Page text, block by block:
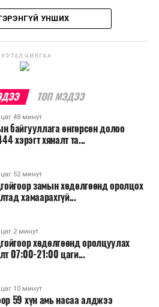
бөгөөд бүсчлэл
УНШИХ
ТОП МЭДЭЭ
цаг 48 минут
байгууллага өнгөрсөн долоо
хэрэгт хяналт та...
цаг 52 минут
замын хөдөлгөөнд оролцох
хамаарахгүй...
цаг 2 минут
хөдөлгөөнд оролцуулах
07:00-21:00 цаги...
цаг 10 минут
59 хүн амь насаа алджээ